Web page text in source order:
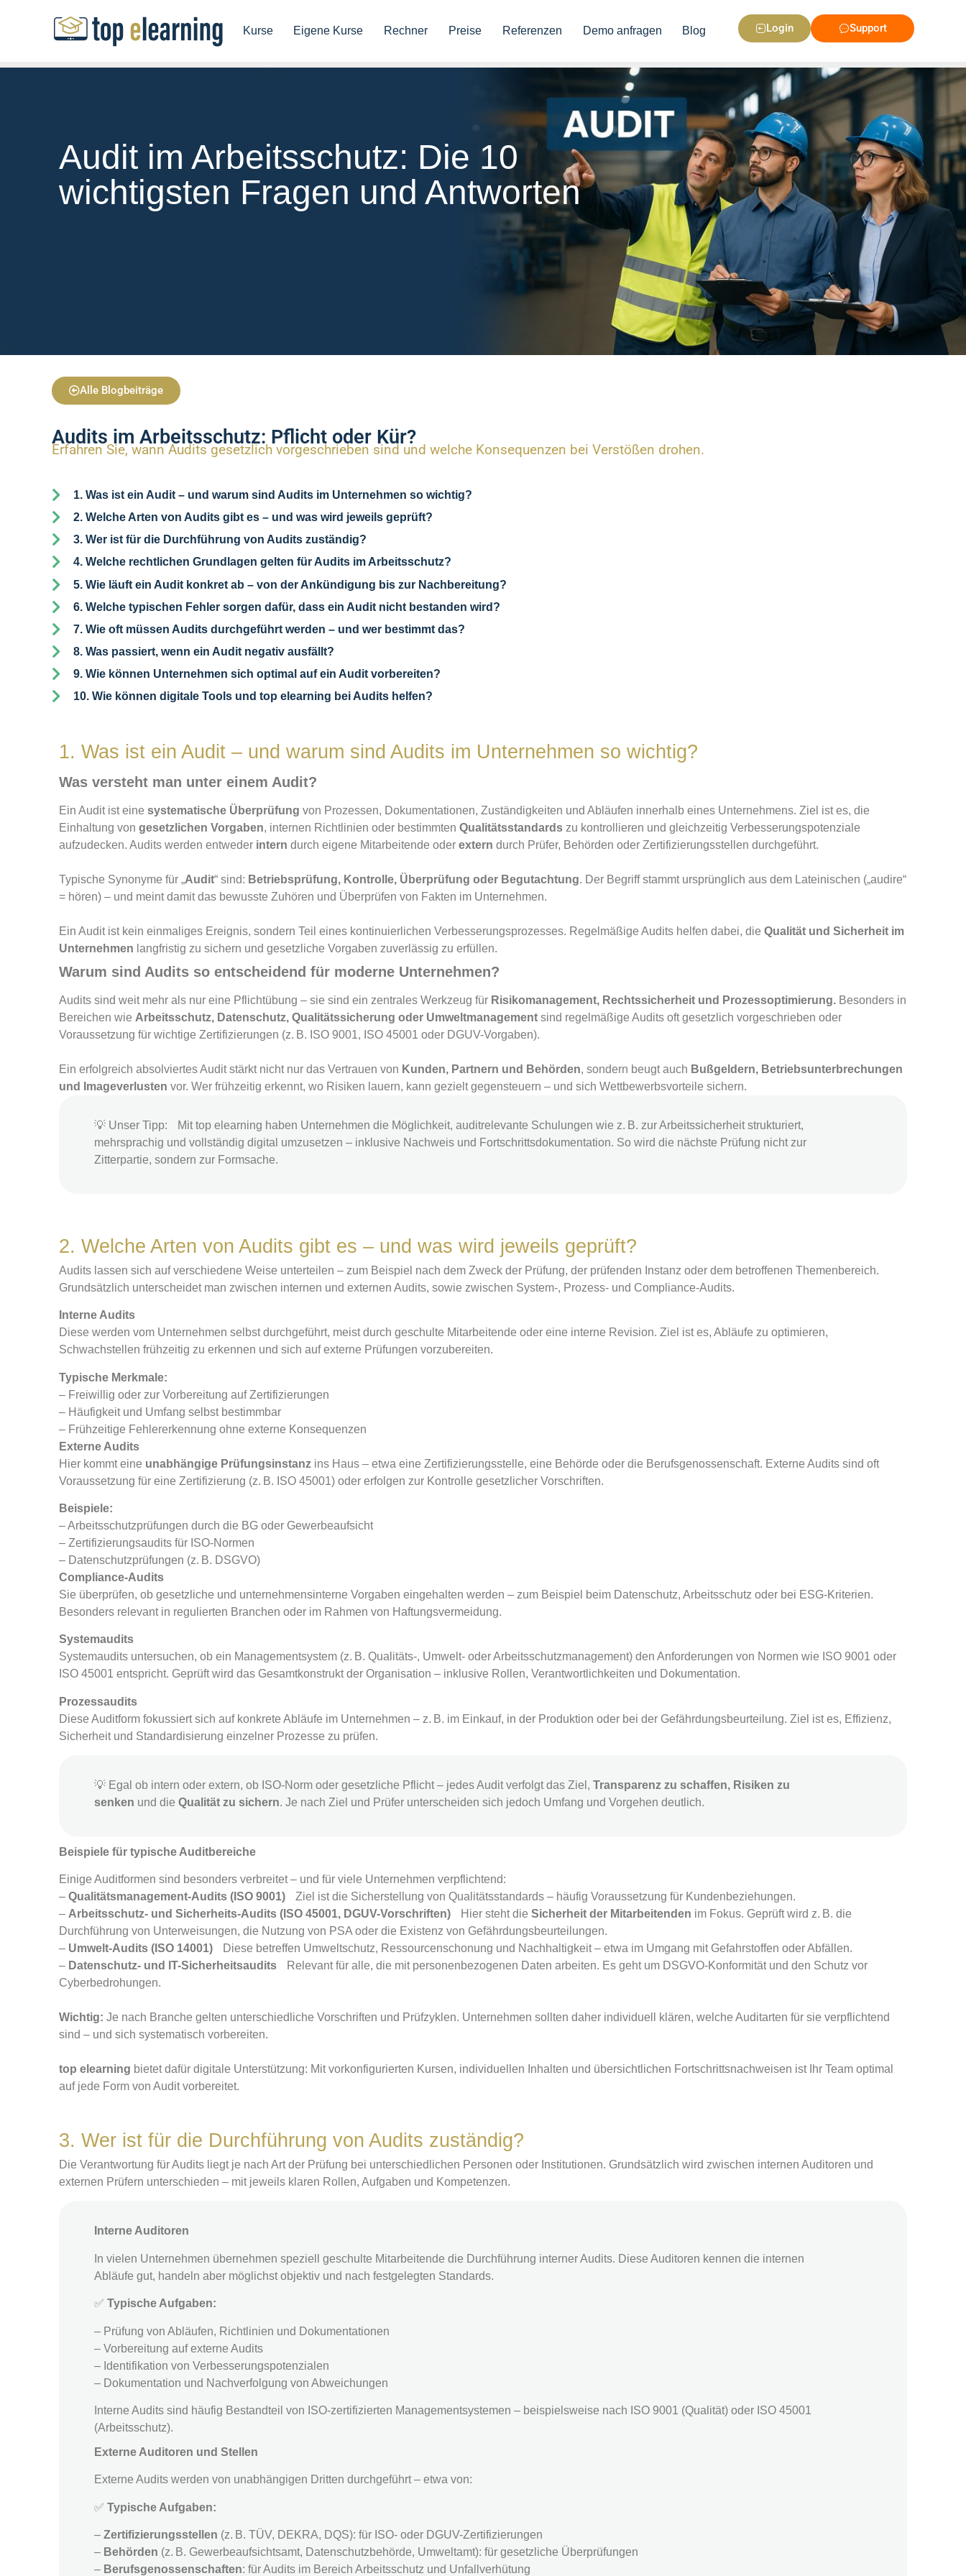
Kurse Eigene Kurse Rechner Preise Referenzen Demo anfragen Blog Login Support
Audit im Arbeitsschutz: Die 10
wichtigsten Fragen und Antworten
Alle Blogbeiträge
Audits im Arbeitsschutz: Pflicht oder Kür?
Erfahren Sie, wann Audits gesetzlich vorgeschrieben sind und welche Konsequenzen bei Verstößen drohen.
1. Was ist ein Audit – und warum sind Audits im Unternehmen so wichtig?
2. Welche Arten von Audits gibt es – und was wird jeweils geprüft?
3. Wer ist für die Durchführung von Audits zuständig?
4. Welche rechtlichen Grundlagen gelten für Audits im Arbeitsschutz?
5. Wie läuft ein Audit konkret ab – von der Ankündigung bis zur Nachbereitung?
6. Welche typischen Fehler sorgen dafür, dass ein Audit nicht bestanden wird?
7. Wie oft müssen Audits durchgeführt werden – und wer bestimmt das?
8. Was passiert, wenn ein Audit negativ ausfällt?
9. Wie können Unternehmen sich optimal auf ein Audit vorbereiten?
10. Wie können digitale Tools und top elearning bei Audits helfen?
1. Was ist ein Audit – und warum sind Audits im Unternehmen so wichtig?
Was versteht man unter einem Audit?
Ein Audit ist eine systematische Überprüfung von Prozessen, Dokumentationen, Zuständigkeiten und Abläufen innerhalb eines Unternehmens. Ziel ist es, die
Einhaltung von gesetzlichen Vorgaben, internen Richtlinien oder bestimmten Qualitätsstandards zu kontrollieren und gleichzeitig Verbesserungspotenziale
aufzudecken. Audits werden entweder intern durch eigene Mitarbeitende oder extern durch Prüfer, Behörden oder Zertifizierungsstellen durchgeführt.
Typische Synonyme für „Audit“ sind: Betriebsprüfung, Kontrolle, Überprüfung oder Begutachtung. Der Begriff stammt ursprünglich aus dem Lateinischen („audire“
= hören) – und meint damit das bewusste Zuhören und Überprüfen von Fakten im Unternehmen.
Ein Audit ist kein einmaliges Ereignis, sondern Teil eines kontinuierlichen Verbesserungsprozesses. Regelmäßige Audits helfen dabei, die Qualität und Sicherheit im
Unternehmen langfristig zu sichern und gesetzliche Vorgaben zuverlässig zu erfüllen.
Warum sind Audits so entscheidend für moderne Unternehmen?
Audits sind weit mehr als nur eine Pflichtübung – sie sind ein zentrales Werkzeug für Risikomanagement, Rechtssicherheit und Prozessoptimierung. Besonders in
Bereichen wie Arbeitsschutz, Datenschutz, Qualitätssicherung oder Umweltmanagement sind regelmäßige Audits oft gesetzlich vorgeschrieben oder
Voraussetzung für wichtige Zertifizierungen (z. B. ISO 9001, ISO 45001 oder DGUV-Vorgaben).
Ein erfolgreich absolviertes Audit stärkt nicht nur das Vertrauen von Kunden, Partnern und Behörden, sondern beugt auch Bußgeldern, Betriebsunterbrechungen
und Imageverlusten vor. Wer frühzeitig erkennt, wo Risiken lauern, kann gezielt gegensteuern – und sich Wettbewerbsvorteile sichern.
💡 Unser Tipp: Mit top elearning haben Unternehmen die Möglichkeit, auditrelevante Schulungen wie z. B. zur Arbeitssicherheit strukturiert,
mehrsprachig und vollständig digital umzusetzen – inklusive Nachweis und Fortschrittsdokumentation. So wird die nächste Prüfung nicht zur
Zitterpartie, sondern zur Formsache.
2. Welche Arten von Audits gibt es – und was wird jeweils geprüft?
Audits lassen sich auf verschiedene Weise unterteilen – zum Beispiel nach dem Zweck der Prüfung, der prüfenden Instanz oder dem betroffenen Themenbereich.
Grundsätzlich unterscheidet man zwischen internen und externen Audits, sowie zwischen System-, Prozess- und Compliance-Audits.
Interne Audits
Diese werden vom Unternehmen selbst durchgeführt, meist durch geschulte Mitarbeitende oder eine interne Revision. Ziel ist es, Abläufe zu optimieren,
Schwachstellen frühzeitig zu erkennen und sich auf externe Prüfungen vorzubereiten.
Typische Merkmale:
– Freiwillig oder zur Vorbereitung auf Zertifizierungen
– Häufigkeit und Umfang selbst bestimmbar
– Frühzeitige Fehlererkennung ohne externe Konsequenzen
Externe Audits
Hier kommt eine unabhängige Prüfungsinstanz ins Haus – etwa eine Zertifizierungsstelle, eine Behörde oder die Berufsgenossenschaft. Externe Audits sind oft
Voraussetzung für eine Zertifizierung (z. B. ISO 45001) oder erfolgen zur Kontrolle gesetzlicher Vorschriften.
Beispiele:
– Arbeitsschutzprüfungen durch die BG oder Gewerbeaufsicht
– Zertifizierungsaudits für ISO-Normen
– Datenschutzprüfungen (z. B. DSGVO)
Compliance-Audits
Sie überprüfen, ob gesetzliche und unternehmensinterne Vorgaben eingehalten werden – zum Beispiel beim Datenschutz, Arbeitsschutz oder bei ESG-Kriterien.
Besonders relevant in regulierten Branchen oder im Rahmen von Haftungsvermeidung.
Systemaudits
Systemaudits untersuchen, ob ein Managementsystem (z. B. Qualitäts-, Umwelt- oder Arbeitsschutzmanagement) den Anforderungen von Normen wie ISO 9001 oder
ISO 45001 entspricht. Geprüft wird das Gesamtkonstrukt der Organisation – inklusive Rollen, Verantwortlichkeiten und Dokumentation.
Prozessaudits
Diese Auditform fokussiert sich auf konkrete Abläufe im Unternehmen – z. B. im Einkauf, in der Produktion oder bei der Gefährdungsbeurteilung. Ziel ist es, Effizienz,
Sicherheit und Standardisierung einzelner Prozesse zu prüfen.
💡 Egal ob intern oder extern, ob ISO-Norm oder gesetzliche Pflicht – jedes Audit verfolgt das Ziel, Transparenz zu schaffen, Risiken zu
senken und die Qualität zu sichern. Je nach Ziel und Prüfer unterscheiden sich jedoch Umfang und Vorgehen deutlich.
Beispiele für typische Auditbereiche
Einige Auditformen sind besonders verbreitet – und für viele Unternehmen verpflichtend:
– Qualitätsmanagement-Audits (ISO 9001) Ziel ist die Sicherstellung von Qualitätsstandards – häufig Voraussetzung für Kundenbeziehungen.
– Arbeitsschutz- und Sicherheits-Audits (ISO 45001, DGUV-Vorschriften) Hier steht die Sicherheit der Mitarbeitenden im Fokus. Geprüft wird z. B. die
Durchführung von Unterweisungen, die Nutzung von PSA oder die Existenz von Gefährdungsbeurteilungen.
– Umwelt-Audits (ISO 14001)
Diese betreffen Umweltschutz, Ressourcenschonung und Nachhaltigkeit – etwa im Umgang mit Gefahrstoffen oder Abfällen.
– Datenschutz- und IT-Sicherheitsaudits
Relevant für alle, die mit personenbezogenen Daten arbeiten. Es geht um DSGVO-Konformität und den Schutz vor
Cyberbedrohungen.
Wichtig: Je nach Branche gelten unterschiedliche Vorschriften und Prüfzyklen. Unternehmen sollten daher individuell klären, welche Auditarten für sie verpflichtend
sind – und sich systematisch vorbereiten.
top elearning bietet dafür digitale Unterstützung: Mit vorkonfigurierten Kursen, individuellen Inhalten und übersichtlichen Fortschrittsnachweisen ist Ihr Team optimal
auf jede Form von Audit vorbereitet.
3. Wer ist für die Durchführung von Audits zuständig?
Die Verantwortung für Audits liegt je nach Art der Prüfung bei unterschiedlichen Personen oder Institutionen. Grundsätzlich wird zwischen internen Auditoren und
externen Prüfern unterschieden – mit jeweils klaren Rollen, Aufgaben und Kompetenzen.
Interne Auditoren
In vielen Unternehmen übernehmen speziell geschulte Mitarbeitende die Durchführung interner Audits. Diese Auditoren kennen die internen
Abläufe gut, handeln aber möglichst objektiv und nach festgelegten Standards.
✅ Typische Aufgaben:
– Prüfung von Abläufen, Richtlinien und Dokumentationen
– Vorbereitung auf externe Audits
– Identifikation von Verbesserungspotenzialen
– Dokumentation und Nachverfolgung von Abweichungen
Interne Audits sind häufig Bestandteil von ISO-zertifizierten Managementsystemen – beispielsweise nach ISO 9001 (Qualität) oder ISO 45001
(Arbeitsschutz).
Externe Auditoren und Stellen
Externe Audits werden von unabhängigen Dritten durchgeführt – etwa von:
✅ Typische Aufgaben:
– Zertifizierungsstellen (z. B. TÜV, DEKRA, DQS): für ISO- oder DGUV-Zertifizierungen
– Behörden (z. B. Gewerbeaufsichtsamt, Datenschutzbehörde, Umweltamt): für gesetzliche Überprüfungen
– Berufsgenossenschaften: für Audits im Bereich Arbeitsschutz und Unfallverhütung